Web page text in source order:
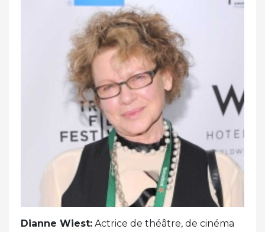
Dianne Wiest: Actrice de théâtre, de cinéma